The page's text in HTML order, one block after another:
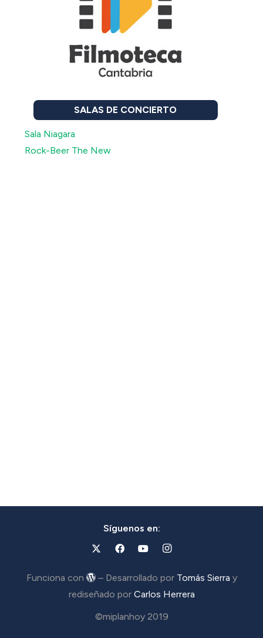
SALAS DE CONCIERTO
Sala Niagara
Rock-Beer The New
Síguenos en:
Funciona con – Desarrollado por Tomás Sierra y
rediseñado por Carlos Herrera
©miplanhoy 2019